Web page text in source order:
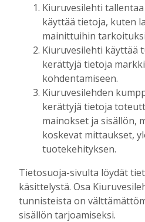
Tilaajille
Toimitus 6.8.2026
Mikko Remes
villitystäkin on
hölläämään
Tilaajille
Aku Laatikainen
UUSIMMAT
MIELIPIDE 7.8. 12:26
Terveisiä
Kiuruvesilehti
käyttää tietoja, kuten
mainittuihin
Kiuruvesilehti käyttää
kerättyjä tietoja
kohdentamiseen.
Kiuruvesilehden
kerättyjä tietoja
mainokset ja sisällön,
koskevat mittaukset,
tuotekehityksen.
Tietosuoja-sivulta löydät
käsittelystä. Osa
tunnisteista on
sisällön tarjoamiseksi.